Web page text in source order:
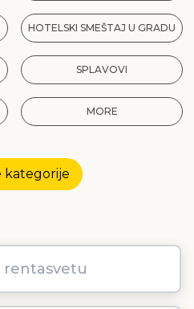
HOTELSKI SMEŠTAJ U GRADU
SPLAVOVI
MORE
kategorije